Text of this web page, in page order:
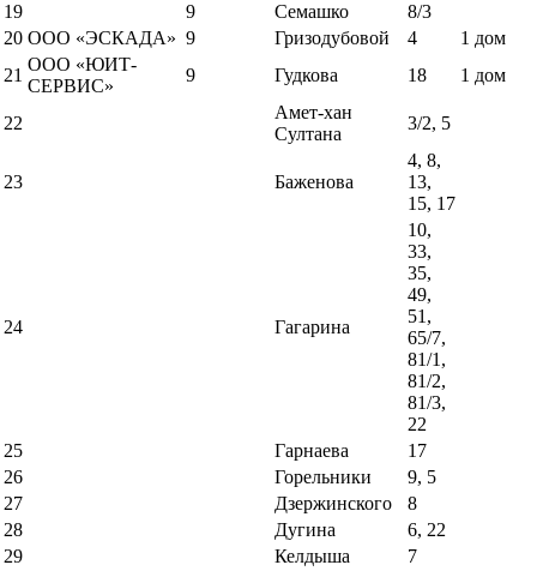
19
9 Семашко
8/3
20 ООО «ЭСКАДА» 9 Гризодубовой 4
1 дом
21
ООО «ЮИТ-
СЕРВИС»
9 Гудкова 18 1 дом
22
Амет-хан
Султана
3/2, 5
23 Баженова
4, 8,
13,
15, 17
24 Гагарина
10,
33,
35,
49,
51,
65/7,
81/1,
81/2,
81/3,
22
25
Гарнаева
17
26
Горельники
9, 5
27
Дзержинского
8
28
Дугина
6, 22
29
Келдыша 7